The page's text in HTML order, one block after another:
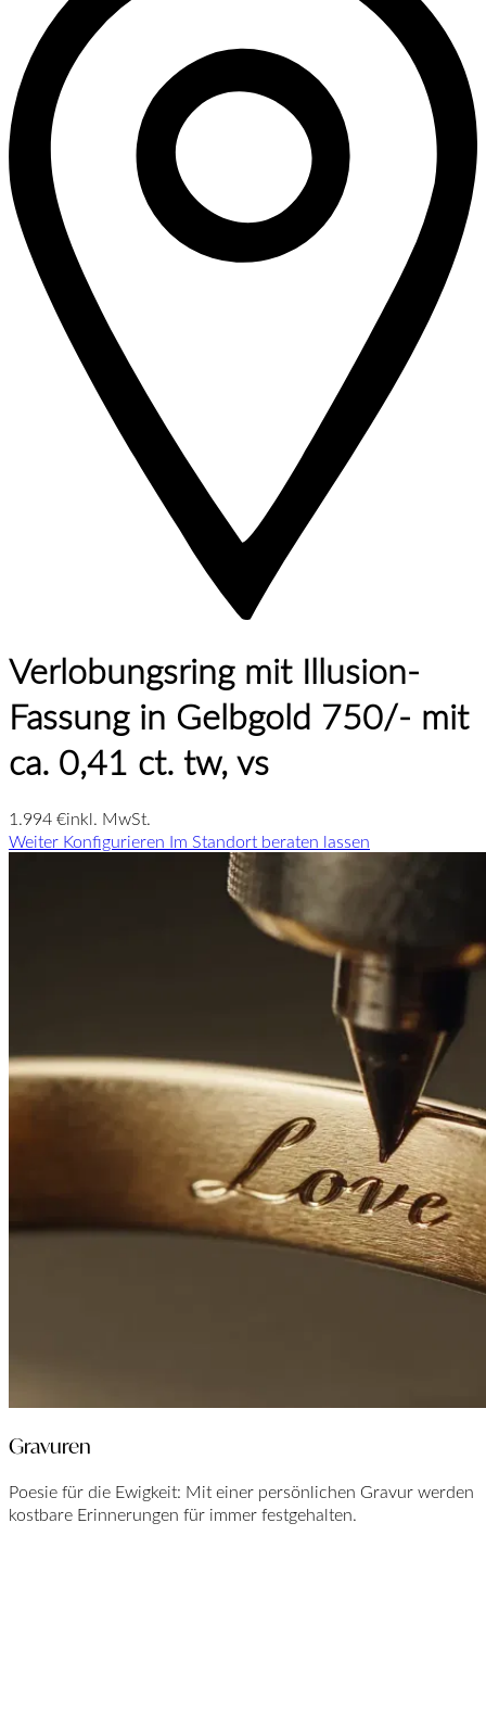
Verlobungsring mit Illusion-
Fassung in Gelbgold 750/- mit
ca. 0,41 ct. tw, vs
1.994 €inkl. MwSt.
Weiter Konfigurieren Im Standort beraten lassen
Gravuren
Poesie für die Ewigkeit: Mit einer persönlichen Gravur werden
kostbare Erinnerungen für immer festgehalten.